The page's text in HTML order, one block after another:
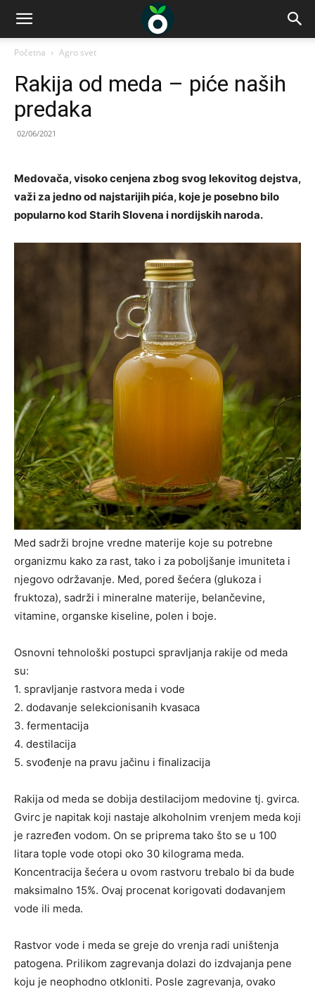
Početna Agro svet
Rakija od meda – piće naših
predaka
02/06/2021
Medovača, visoko cenjena zbog svog lekovitog dejstva,
važi za jedno od najstarijih pića, koje je posebno bilo
popularno kod Starih Slovena i nordijskih naroda.
Med sadrži brojne vredne materije koje su potrebne
organizmu kako za rast, tako i za poboljšanje imuniteta i
njegovo održavanje. Med, pored šećera (glukoza i
fruktoza), sadrži i mineralne materije, belančevine,
vitamine, organske kiseline, polen i boje.
Osnovni tehnološki postupci spravljanja rakije od meda
su:
1. spravljanje rastvora meda i vode
2. dodavanje selekcionisanih kvasaca
3. fermentacija
4. destilacija
5. svođenje na pravu jačinu i finalizacija
Rakija od meda se dobija destilacijom medovine tj. gvirca.
Gvirc je napitak koji nastaje alkoholnim vrenjem meda koji
je razređen vodom. On se priprema tako što se u 100
litara tople vode otopi oko 30 kilograma meda.
Koncentracija šećera u ovom rastvoru trebalo bi da bude
maksimalno 15%. Ovaj procenat korigovati dodavanjem
vode ili meda.
Rastvor vode i meda se greje do vrenja radi uništenja
patogena. Prilikom zagrevanja dolazi do izdvajanja pene
koju je neophodno otkloniti. Posle zagrevanja, ovako